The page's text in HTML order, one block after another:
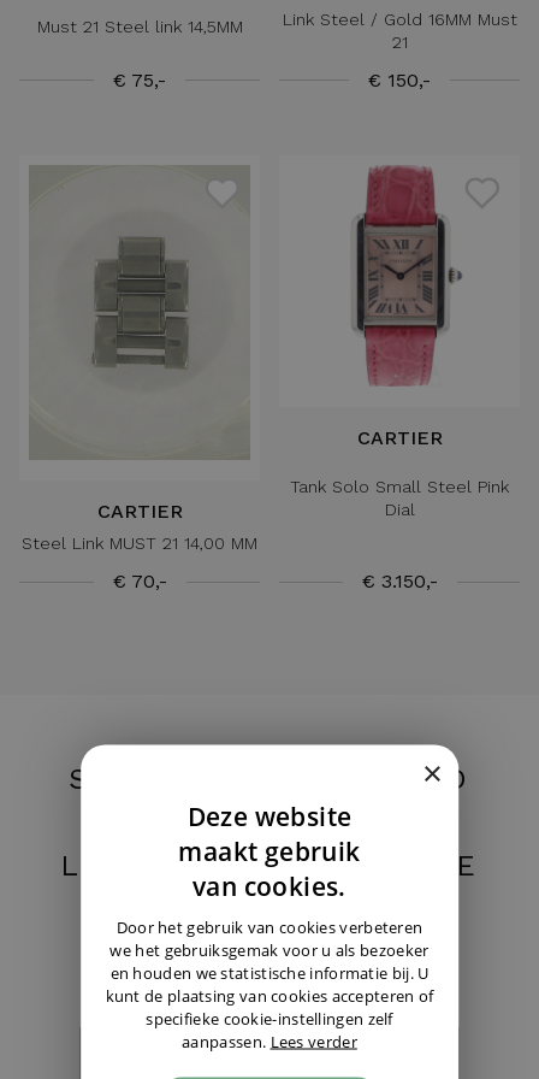
Must 21 Steel link 14,5MM
€ 75,-
Link Steel / Gold 16MM Must
21
€ 150,-
CARTIER
Steel Link MUST 21 14,00 MM
€ 70,-
CARTIER
Tank Solo Small Steel Pink
Dial
€ 3.150,-
STILL HAVEN'T FOUND
YOUR NEW WATCH?
LET US KNOW. WE'D BE
UPDATED.
GERMAN
×
Deze website
maakt gebruik
van cookies.
Door het gebruik van cookies verbeteren
we het gebruiksgemak voor u als bezoeker
en houden we statistische informatie bij. U
kunt de plaatsing van cookies accepteren of
specifieke cookie-instellingen zelf
aanpassen. Lees verder